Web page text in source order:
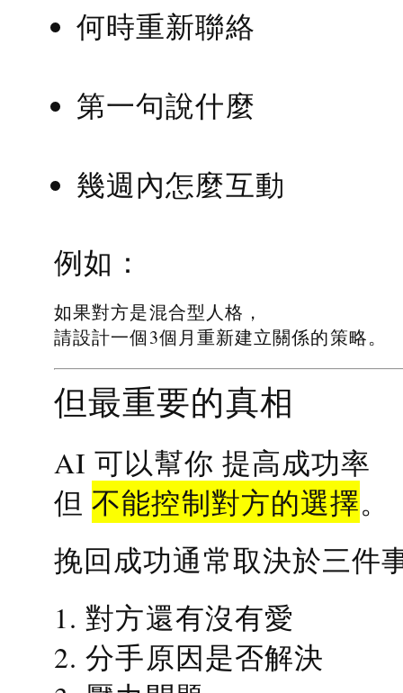
何時重新聯絡
第一句說什麼
幾週內怎麼互動
例如：
如果對方是混合型人格，
請設計一個3個月重新建立關係的策略。
但最重要的真相
AI 可以幫你 提高成功率
但不能控制對方的選擇。
挽回成功通常取決於三件
1. 對方還有沒有愛
2. 分手原因是否解決